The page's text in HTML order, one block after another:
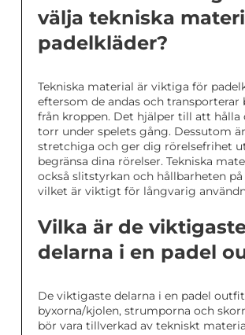
välja tekniska
padelkläder?
Tekniska material är viktiga för
eftersom de andas och transporterar
från kroppen. Det hjälper till att hålla
torr under spelets gång. Dessutom
stretchiga och ger dig rörelsefrihet
begränsa dina rörelser. Tekniska
också slitstyrkan och hållbarheten på
vilket är viktigt för långvarig
Vilka är de
delarna i en padel
De viktigaste delarna i en padel
byxorna/kjolen, strumporna och
bör vara tillverkad av tekniskt